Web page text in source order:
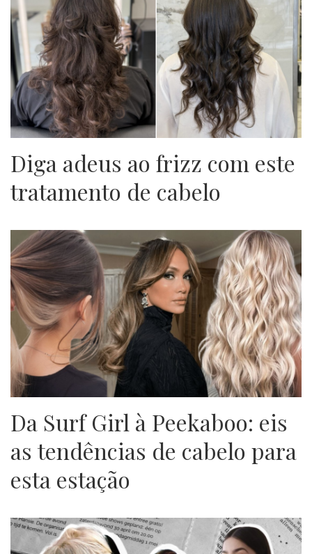
Diga adeus ao frizz com este
tratamento de cabelo
Da Surf Girl à Peekaboo: eis
as tendências de cabelo para
esta estação